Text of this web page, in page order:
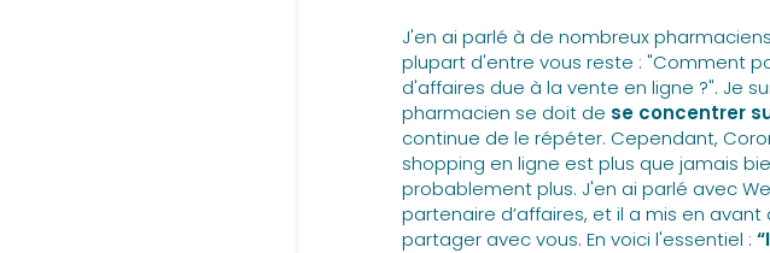
J'en ai parlé à de nombreux
plupart d'entre vous reste : "Comment
d'affaires due à la vente en ligne ?". Je
pharmacien se doit de se concentrer
continue de le répéter. Cependant,
shopping en ligne est plus que jamais
probablement plus. J'en ai parlé avec
partenaire d’affaires, et il a mis en
partager avec vous. En voici l'essentiel :